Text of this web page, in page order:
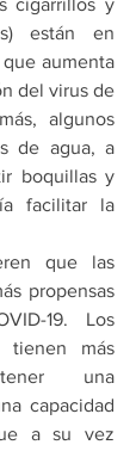
cigarrillos y
están en
aumenta
del virus de
algunos
de agua, a
boquillas y
facilitar la
que las
propensas
19. Los
tienen más
una
capacidad
a su vez